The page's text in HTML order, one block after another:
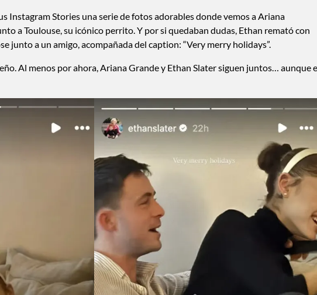
Instagram Stories una serie de fotos adorables donde vemos a Ariana
a Toulouse, su icónico perrito. Y por si quedaban dudas, Ethan remató con
junto a un amigo, acompañada del caption: “Very merry holidays”.
Al menos por ahora, Ariana Grande y Ethan Slater siguen juntos… aunque